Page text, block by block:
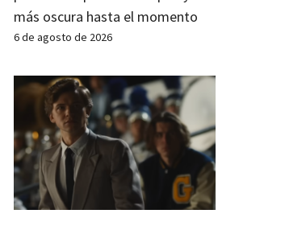
más oscura hasta el momento
6 de agosto de 2026